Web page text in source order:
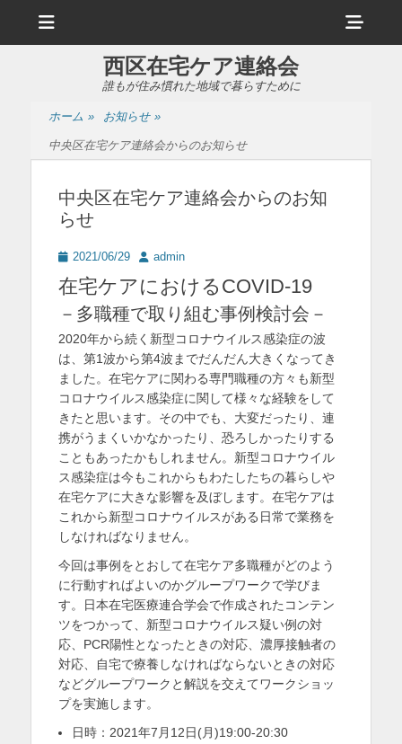
ュ
ヘ
ッ
イ
西区在宅ケア連絡会
誰もが住み慣れた地域で暮らすために
ホーム » お知らせ »
中央区在宅ケア連絡会からのお知らせ
中央区在宅ケア連絡会からのお知
らせ
投
稿
日
2021/06/29
投
者
admin
在宅ケアにおけるCOVID-19
－多職種で取り組む事例検討会－
2020年から続く新型コロナウイルス感染症の波
は、第1波から第4波までだんだん大きくなってき
ました。在宅ケアに関わる専門職種の方々も新型
コロナウイルス感染症に関して様々な経験をして
きたと思います。その中でも、大変だったり、連
携がうまくいかなかったり、恐ろしかったりする
こともあったかもしれません。新型コロナウイル
ス感染症は今もこれからもわたしたちの暮らしや
在宅ケアに大きな影響を及ぼします。在宅ケアは
これから新型コロナウイルスがある日常で業務を
しなければなりません。
今回は事例をとおして在宅ケア多職種がどのよう
に行動すればよいのかグループワークで学びま
す。日本在宅医療連合学会で作成されたコンテン
ツをつかって、新型コロナウイルス疑い例の対
応、PCR陽性となったときの対応、濃厚接触者の
対応、自宅で療養しなければならないときの対応
などグループワークと解説を交えてワークショッ
プを実施します。
日時：2021年7月12日(月)19:00-20:30